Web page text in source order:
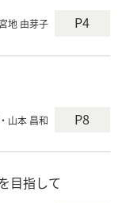
宮地 由芽子 P4
山本 昌和 P8
目指して